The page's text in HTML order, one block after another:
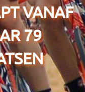
VANAF
79